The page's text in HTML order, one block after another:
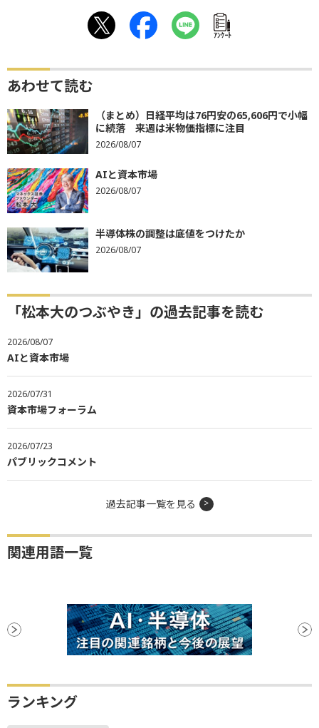
ｱﾝｹｰﾄ
あわせて読む
（まとめ）日経平均は76円安の65,606円で小幅
に続落 来週は米物価指標に注目
2026/08/07
AIと資本市場
2026/08/07
半導体株の調整は底値をつけたか
2026/08/07
「松本大のつぶやき」の過去記事を読む
2026/08/07
AIと資本市場
2026/07/31
資本市場フォーラム
2026/07/23
パブリックコメント
過去記事一覧を見る
関連用語一覧
ランキング